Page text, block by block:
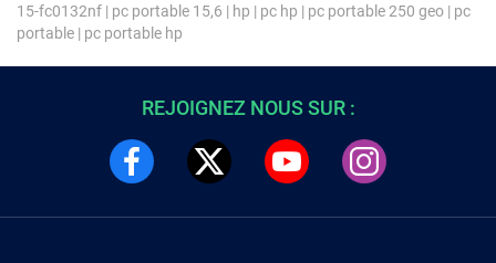
15-fc0132nf | pc portable 15,6 | hp | pc hp | pc portable 250 geo | pc
portable | pc portable hp
REJOIGNEZ NOUS SUR :